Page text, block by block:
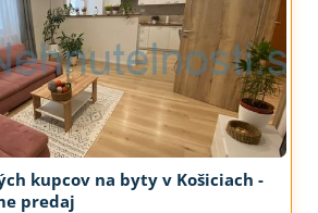
kupcov na byty v Košiciach -
predaj